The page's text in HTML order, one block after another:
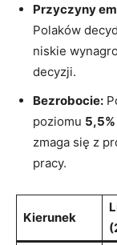
Przyczyny
Polaków
niskie
decyzji.
Bezrobocie:
poziomu 5,5%
zmaga się z
pracy.
Kierunek